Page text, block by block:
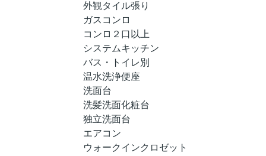
外観タイル張り
ガスコンロ
コンロ２口以上
システムキッチン
バス・トイレ別
温水洗浄便座
洗面台
洗髪洗面化粧台
独立洗面台
エアコン
ウォークインクロゼット